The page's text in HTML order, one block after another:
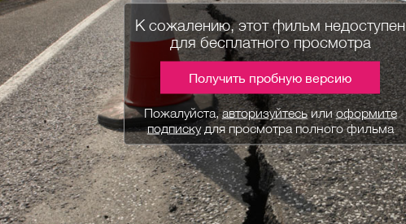
К сожалению, этот фильм недоступен
для бесплатного просмотра
Получить пробную версию
Пожалуйста,авторизуйтесьилиоформите
подпискудля просмотра полного фильма